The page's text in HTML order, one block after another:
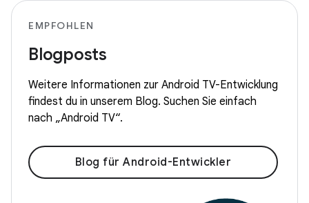
EMPFOHLEN
Blogposts
Weitere Informationen zur Android TV-Entwicklung
findest du in unserem Blog. Suchen Sie einfach
nach „Android TV“.
Blog für Android-Entwickler